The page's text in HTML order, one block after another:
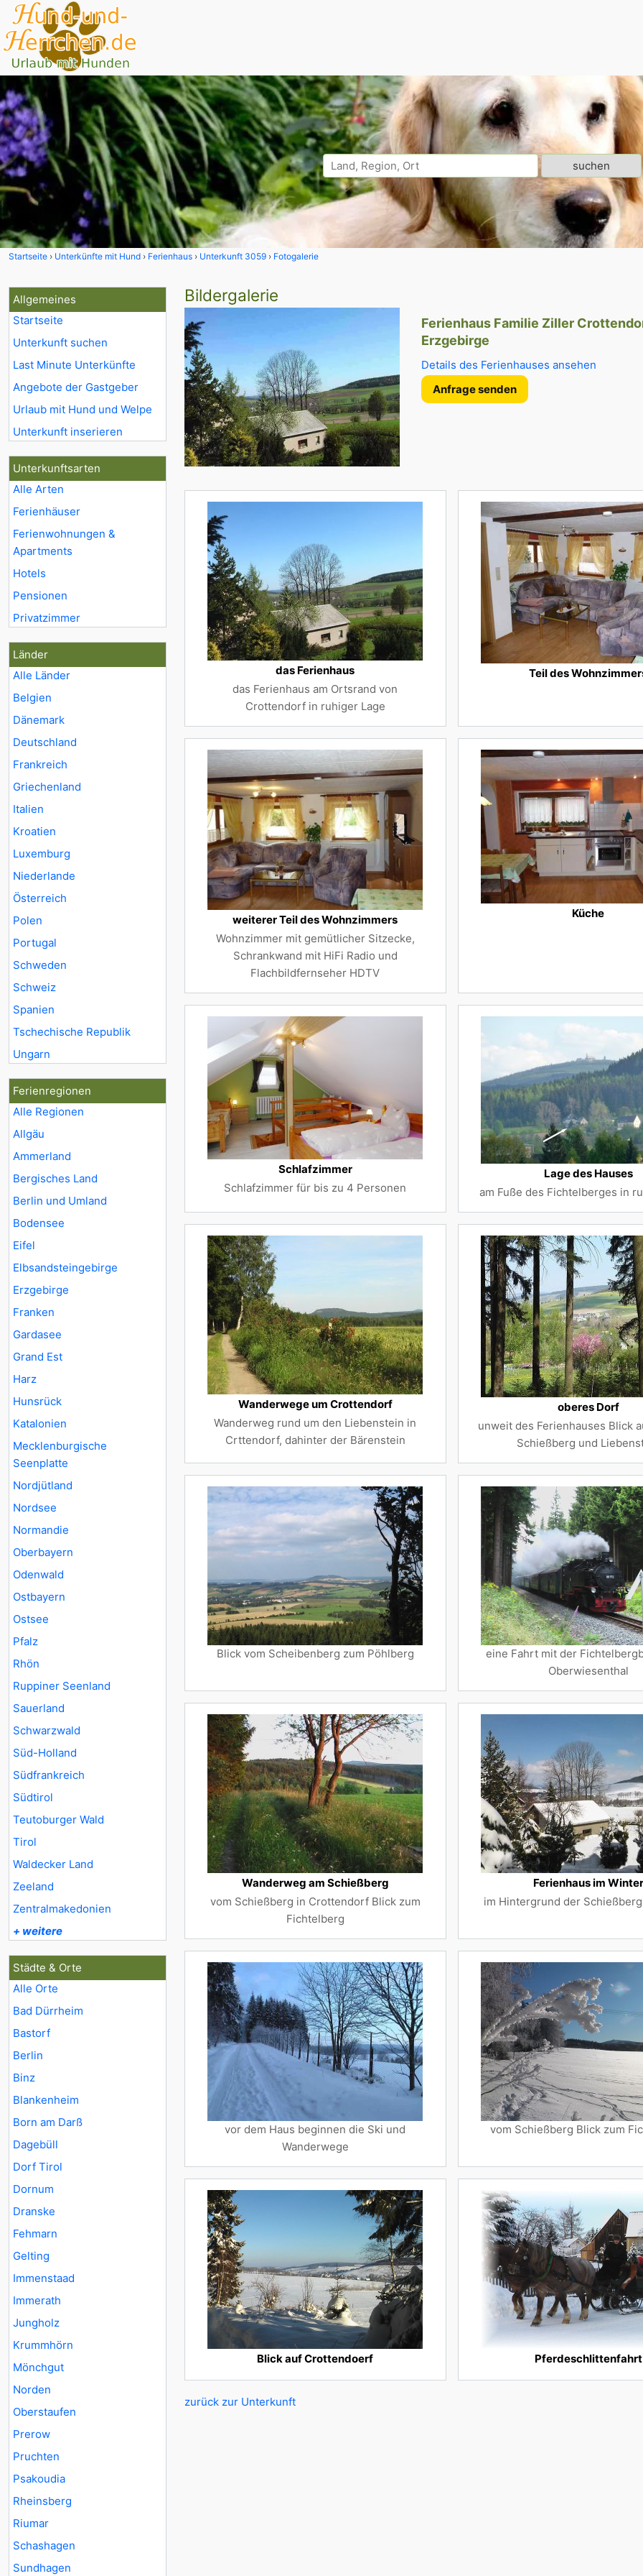
Startseite Unterkünfte mit Hund Ferienhaus Unterkunft 3059 Fotogalerie
Allgemeines
Startseite
Unterkunft suchen
Last Minute Unterkünfte
Angebote der Gastgeber
Urlaub mit Hund und Welpe
Unterkunft inserieren
Unterkunftsarten
Alle Arten
Ferienhäuser
Ferienwohnungen &
Apartments
Hotels
Pensionen
Privatzimmer
Länder
Alle Länder
Belgien
Dänemark
Deutschland
Frankreich
Griechenland
Italien
Kroatien
Luxemburg
Niederlande
Österreich
Polen
Portugal
Schweden
Schweiz
Spanien
Tschechische Republik
Ungarn
Ferienregionen
Alle Regionen
Allgäu
Ammerland
Bergisches Land
Berlin und Umland
Bodensee
Eifel
Elbsandsteingebirge
Erzgebirge
Franken
Gardasee
Grand Est
Harz
Hunsrück
Katalonien
Mecklenburgische
Seenplatte
Nordjütland
Nordsee
Normandie
Oberbayern
Odenwald
Ostbayern
Ostsee
Pfalz
Rhön
Ruppiner Seenland
Sauerland
Schwarzwald
Süd-Holland
Südfrankreich
Südtirol
Teutoburger Wald
Tirol
Waldecker Land
Zeeland
Zentralmakedonien
+ weitere
Städte & Orte
Alle Orte
Bad Dürrheim
Bastorf
Berlin
Binz
Blankenheim
Born am Darß
Dagebüll
Dorf Tirol
Dornum
Dranske
Fehmarn
Gelting
Immenstaad
Immerath
Jungholz
Krummhörn
Mönchgut
Norden
Oberstaufen
Prerow
Pruchten
Psakoudia
Rheinsberg
Riumar
Schashagen
Sundhagen
Bildergalerie
Ferienhaus Familie Ziller
Erzgebirge
Details des Ferienhauses ansehen
Anfrage senden
das Ferienhaus
das Ferienhaus am Ortsrand von
Crottendorf in ruhiger Lage
Teil des
weiterer Teil des Wohnzimmers
Wohnzimmer mit gemütlicher Sitzecke,
Schrankwand mit HiFi Radio und
Flachbildfernseher HDTV
Küche
Schlafzimmer
Schlafzimmer für bis zu 4 Personen
Lage des Hauses
am Fuße des Fichtelberges in
Wanderwege um Crottendorf
Wanderweg rund um den Liebenstein in
Crttendorf, dahinter der Bärenstein
oberes Dorf
unweit des Ferienhauses Blick
Schießberg und
Blick vom Scheibenberg zum Pöhlberg
eine Fahrt mit der
Oberwiesenthal
Wanderweg am Schießberg
vom Schießberg in Crottendorf Blick zum
Fichtelberg
Ferienhaus im Winter
im Hintergrund der
vor dem Haus beginnen die Ski und
Wanderwege
vom Schießberg Blick zum
Blick auf Crottendoerf Pferdeschlittenfahrt
zurück zur Unterkunft